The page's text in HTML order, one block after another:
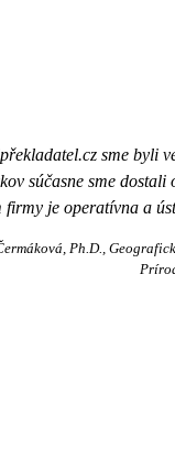
sme byli
súčasne sme
je operatívna a
Ph.D.